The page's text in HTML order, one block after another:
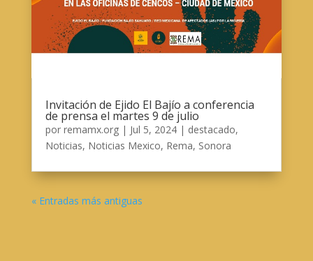
Invitación de Ejido El Bajío a conferencia
de prensa el martes 9 de julio
por remamx.org| Jul 5, 2024| destacado,
Noticias, Noticias Mexico, Rema, Sonora
« Entradas más antiguas